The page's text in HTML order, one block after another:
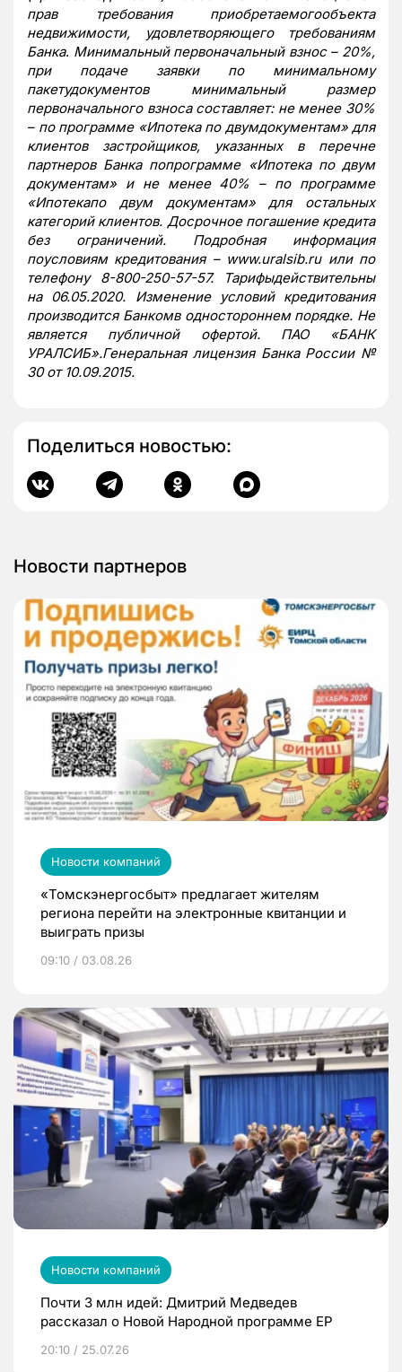
прав требования приобретаемогообъекта
недвижимости, удовлетворяющего требованиям
Банка. Минимальный первоначальный взнос – 20%,
при подаче заявки по минимальному
пакетудокументов минимальный размер
первоначального взноса составляет: не менее 30%
– по программе «Ипотека по двумдокументам» для
клиентов застройщиков, указанных в перечне
партнеров Банка попрограмме «Ипотека по двум
документам» и не менее 40% – по программе
«Ипотекапо двум документам» для остальных
категорий клиентов. Досрочное погашение кредита
без ограничений. Подробная информация
поусловиям кредитования – www.uralsib.ru или по
телефону 8-800-250-57-57. Тарифыдействительны
на 06.05.2020. Изменение условий кредитования
производится Банкомв одностороннем порядке. Не
является публичной офертой. ПАО «БАНК
УРАЛСИБ».Генеральная лицензия Банка России №
30 от 10.09.2015.
Поделиться новостью:
Новости партнеров
Новости компаний
«Томскэнергосбыт» предлагает жителям
региона перейти на электронные квитанции и
выиграть призы
09:10 / 03.08.26
Новости компаний
Почти 3 млн идей: Дмитрий Медведев
рассказал о Новой Народной программе ЕР
20:10 / 25.07.26